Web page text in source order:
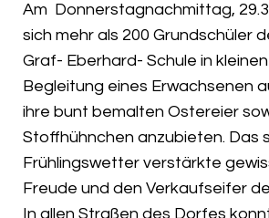
Am Donnerstagnachmittag,
sich mehr als 200 Grundschüler
Graf- Eberhard- Schule in
Begleitung eines Erwachsenen
ihre bunt bemalten Ostereier
Stoffhühnchen anzubieten. Das
Frühlingswetter verstärkte
Freude und den Verkaufseifer
In allen Straßen des Dorfes